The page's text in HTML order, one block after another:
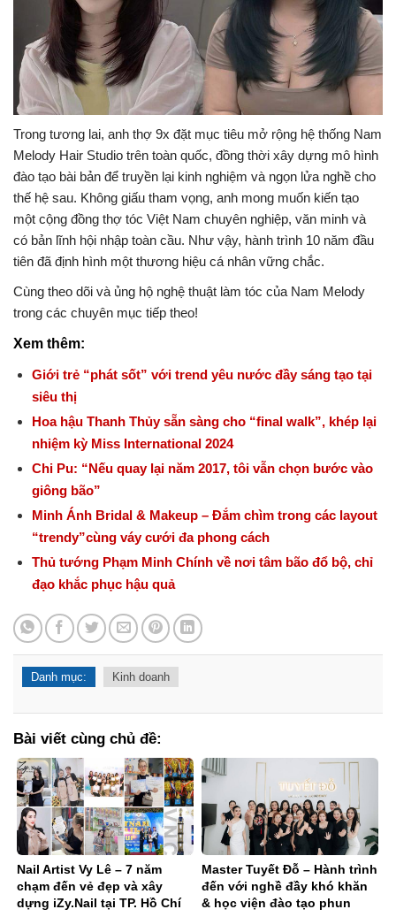
Trong tương lai, anh thợ 9x đặt mục tiêu mở rộng hệ thống Nam
Melody Hair Studio trên toàn quốc, đồng thời xây dựng mô hình
đào tạo bài bản để truyền lại kinh nghiệm và ngọn lửa nghề cho
thế hệ sau. Không giấu tham vọng, anh mong muốn kiến tạo
một cộng đồng thợ tóc Việt Nam chuyên nghiệp, văn minh và
có bản lĩnh hội nhập toàn cầu. Như vậy, hành trình 10 năm đầu
tiên đã định hình một thương hiệu cá nhân vững chắc.
Cùng theo dõi và ủng hộ nghệ thuật làm tóc của Nam Melody
trong các chuyên mục tiếp theo!
Xem thêm:
Giới trẻ “phát sốt” với trend yêu nước đầy sáng tạo tại
siêu thị
Hoa hậu Thanh Thủy sẵn sàng cho “final walk”, khép lại
nhiệm kỳ Miss International 2024
Chi Pu: “Nếu quay lại năm 2017, tôi vẫn chọn bước vào
giông bão”
Minh Ánh Bridal & Makeup – Đắm chìm trong các layout
“trendy”cùng váy cưới đa phong cách
Thủ tướng Phạm Minh Chính về nơi tâm bão đổ bộ, chỉ
đạo khắc phục hậu quả
Danh mục: Kinh doanh
Bài viết cùng chủ đề:
Nail Artist Vy Lê – 7 năm
chạm đến vẻ đẹp và xây
dựng iZy.Nail tại TP. Hồ Chí
Master Tuyết Đỗ – Hành trình
đến với nghề đầy khó khăn
& học viện đào tạo phun